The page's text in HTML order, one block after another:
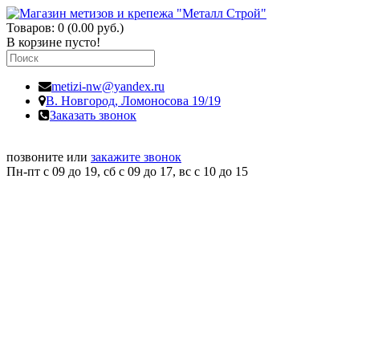
Товаров: 0 (0.00 руб.)
В корзине пусто!
metizi-nw@yandex.ru
В. Новгород, Ломоносова 19/19
Заказать звонок
позвоните или закажите звонок
Пн-пт с 09 до 19, сб с 09 до 17, вс c 10 до 15